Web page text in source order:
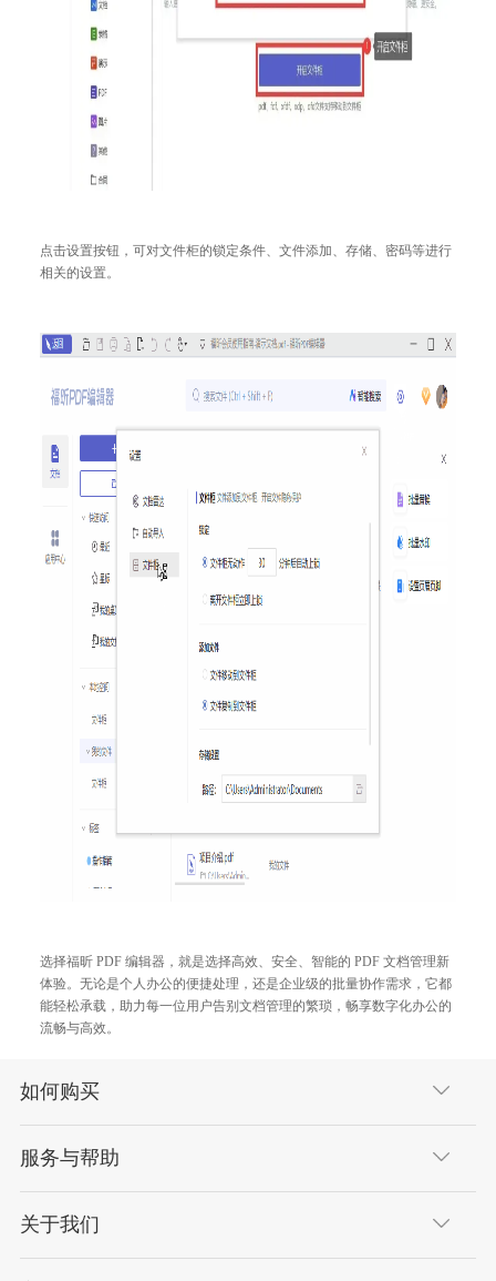
点击设置按钮，可对文件柜的锁定条件、文件添加、存储、密码等进行
相关的设置。
选择福昕 PDF 编辑器，就是选择高效、安全、智能的 PDF 文档管理新
体验。无论是个人办公的便捷处理，还是企业级的批量协作需求，它都
能轻松承载，助力每一位用户告别文档管理的繁琐，畅享数字化办公的
流畅与高效。
如何购买
服务与帮助
关于我们